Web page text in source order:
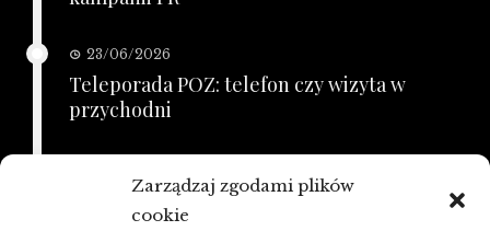
Zarządzaj zgodami plików
cookie
23/06/2026
Teleporada POZ: telefon czy wizyta w
przychodni
KSeF a zaległe faktury: porządkowanie
przed zmianą